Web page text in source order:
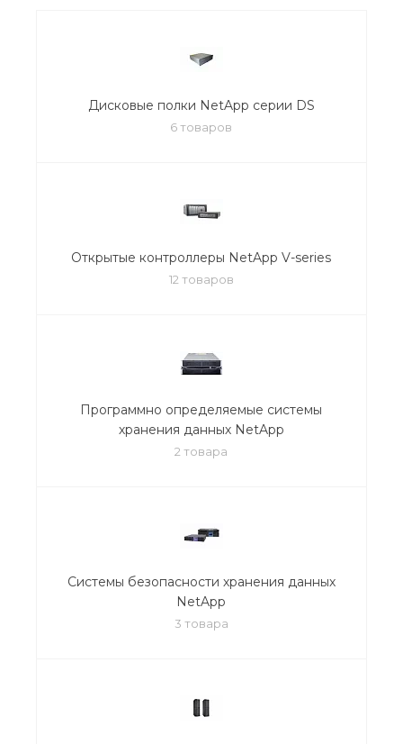
Дисковые полки NetApp серии DS
6 товаров
Открытые контроллеры NetApp V-series
12 товаров
Программно определяемые системы
хранения данных NetApp
2 товара
Системы безопасности хранения данных
NetApp
3 товара